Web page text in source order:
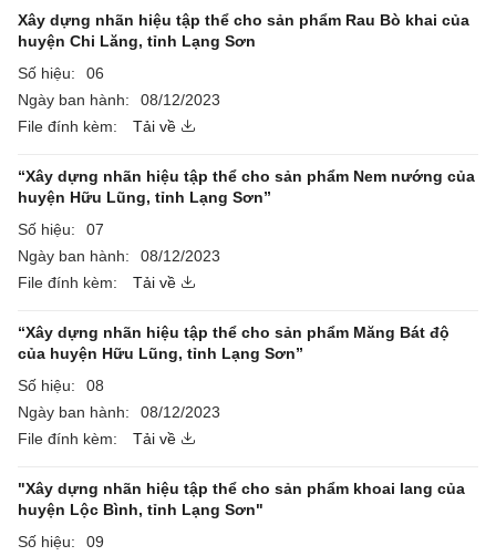
Xây dựng nhãn hiệu tập thể cho sản phẩm Rau Bò khai của
huyện Chi Lăng, tỉnh Lạng Sơn
Số hiệu:
06
Ngày ban hành:
08/12/2023
File đính kèm:
Tải về
“Xây dựng nhãn hiệu tập thể cho sản phẩm Nem nướng của
huyện Hữu Lũng, tỉnh Lạng Sơn”
Số hiệu:
07
Ngày ban hành:
08/12/2023
File đính kèm:
Tải về
“Xây dựng nhãn hiệu tập thể cho sản phẩm Măng Bát độ
của huyện Hữu Lũng, tỉnh Lạng Sơn”
Số hiệu:
08
Ngày ban hành:
08/12/2023
File đính kèm:
Tải về
"Xây dựng nhãn hiệu tập thể cho sản phẩm khoai lang của
huyện Lộc Bình, tỉnh Lạng Sơn"
Số hiệu:
09